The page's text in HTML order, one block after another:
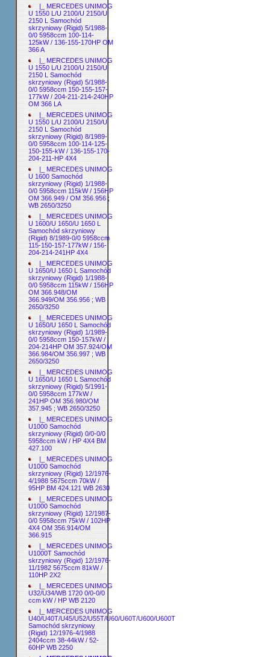
|_ MERCEDES UNIMOG
U 1550 L/U 2100/U 2150/U
2150 L Samochód
skrzyniowy (Rigid) 5/1988-
0/0 5958ccm 100-114-
125kW / 136-155-170HP OM
366 A
|_ MERCEDES UNIMOG
U 1550 L/U 2100/U 2150/U
2150 L Samochód
skrzyniowy (Rigid) 5/1988-
0/0 5958ccm 150-155-157-
177kW / 204-211-214-240HP
OM 366 LA
|_ MERCEDES UNIMOG
U 1550 L/U 2100/U 2150/U
2150 L Samochód
skrzyniowy (Rigid) 8/1989-
0/0 5958ccm 100-114-125-
150-155-kW / 136-155-170-
204-211-HP 4X4
|_ MERCEDES UNIMOG
U 1600 Samochód
skrzyniowy (Rigid) 1/1988-
0/0 5958ccm 115kW / 156HP
OM 366.949 / OM 356.956 ;
WB 2650/3250
|_ MERCEDES UNIMOG
U 1600/U 1650/U 1650 L
Samochód skrzyniowy
(Rigid) 8/1989-0/0 5958ccm
115-150-157-177kW / 156-
204-214-241HP 4X4
|_ MERCEDES UNIMOG
U 1650/U 1650 L Samochód
skrzyniowy (Rigid) 1/1988-
0/0 5958ccm 115kW / 156HP
OM 366.948/OM
366.949/OM 356.956 ; WB
2650/3250
|_ MERCEDES UNIMOG
U 1650/U 1650 L Samochód
skrzyniowy (Rigid) 1/1989-
0/0 5958ccm 150-157kW /
204-214HP OM 357.924/OM
366.984/OM 356.997 ; WB
2650/3250
|_ MERCEDES UNIMOG
U 1650/U 1650 L Samochód
skrzyniowy (Rigid) 5/1991-
0/0 5958ccm 177kW /
241HP OM 356.980/OM
357.945 ; WB 2650/3250
|_ MERCEDES UNIMOG
U1000 Samochód
skrzyniowy (Rigid) 0/0-0/0
5958ccm kW / HP 4X4 BM
427.100
|_ MERCEDES UNIMOG
U1000 Samochód
skrzyniowy (Rigid) 12/1976-
4/1988 5675ccm 70kW /
95HP BM 424.121 WB 2630
|_ MERCEDES UNIMOG
U1000 Samochód
skrzyniowy (Rigid) 12/1987-
0/0 5958ccm 75kW / 102HP
4X4 OM 356.914/OM
366.915
|_ MERCEDES UNIMOG
U1000T Samochód
skrzyniowy (Rigid) 12/1976-
11/1982 5675ccm 81kW /
110HP 2X2
|_ MERCEDES UNIMOG
U32/U34/WB 1720 0/0-0/0
ccm kW / HP WB 2120
|_ MERCEDES UNIMOG
U40/U40T/U45/U52/U55T/U60/U60T/U600/U600T
Samochód skrzyniowy
(Rigid) 12/1976-4/1988
2404ccm 38-44kW / 52-
60HP WB 2250